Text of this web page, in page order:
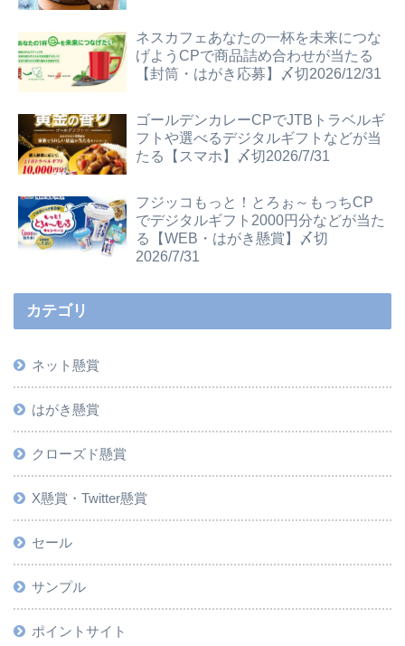
ネスカフェあなたの一杯を未来につな
げようCPで商品詰め合わせが当たる
【封筒・はがき応募】〆切2026/12/31
ゴールデンカレーCPでJTBトラベルギ
フトや選べるデジタルギフトなどが当
たる【スマホ】〆切2026/7/31
フジッコもっと！とろぉ～もっちCP
でデジタルギフト2000円分などが当た
る【WEB・はがき懸賞】〆切
2026/7/31
カテゴリ
ネット懸賞
はがき懸賞
クローズド懸賞
X懸賞・Twitter懸賞
セール
サンプル
ポイントサイト